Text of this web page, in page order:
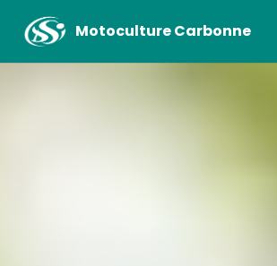
Motoculture Carbonne